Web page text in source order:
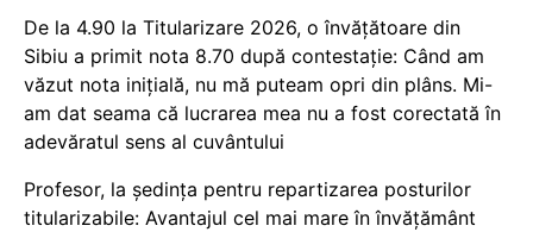
De la 4.90 la Titularizare 2026, o învățătoare din
Sibiu a primit nota 8.70 după contestație: Când am
văzut nota inițială, nu mă puteam opri din plâns. Mi-
am dat seama că lucrarea mea nu a fost corectată în
adevăratul sens al cuvântului
Profesor, la ședința pentru repartizarea posturilor
titularizabile: Avantajul cel mai mare în învățământ